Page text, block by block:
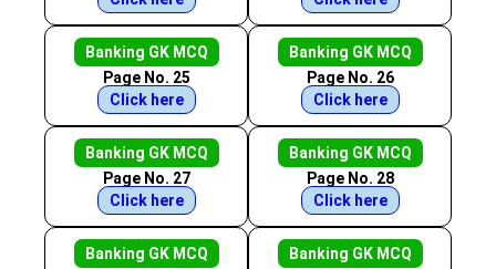
Banking GK MCQ
Page No. 25
Click here
Banking GK MCQ
Page No. 26
Click here
Banking GK MCQ
Page No. 27
Click here
Banking GK MCQ
Page No. 28
Click here
Banking GK MCQ
Banking GK MCQ